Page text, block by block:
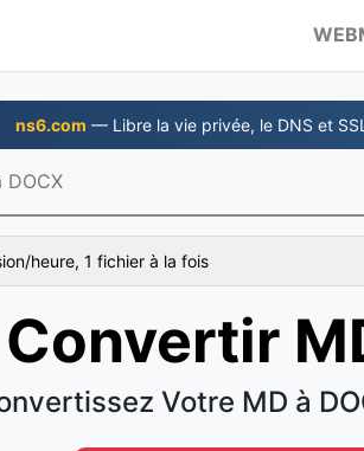
ns6.com — Libre la vie privée, le DNS et
DOCX
heure, 1 fichier à la fois
Convertir
Votre MD à